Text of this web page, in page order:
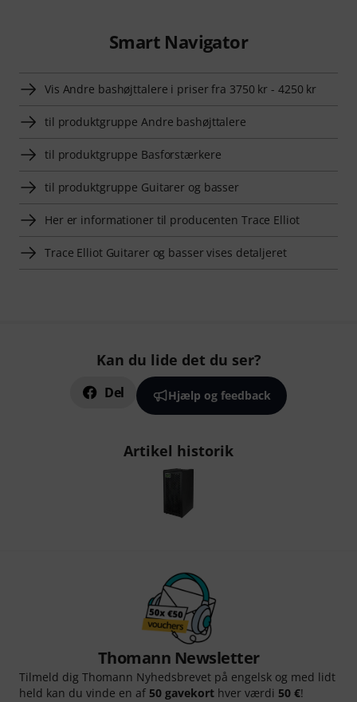
Smart Navigator
Vis Andre bashøjttalere i priser fra 3750 kr - 4250 kr
til produktgruppe Andre bashøjttalere
til produktgruppe Basforstærkere
til produktgruppe Guitarer og basser
Her er informationer til producenten Trace Elliot
Trace Elliot Guitarer og basser vises detaljeret
Kan du lide det du ser?
Del Hjælp og feedback
Artikel historik
Thomann Newsletter
Tilmeld dig Thomann Nyhedsbrevet på engelsk og med lidt
held kan du vinde en af 50 gavekort hver værdi 50 €!